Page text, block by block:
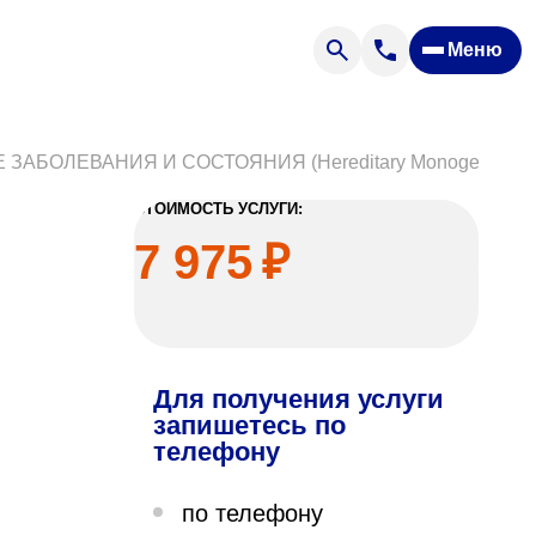
Меню
«Парус»
И СОСТОЯНИЯ (Hereditary Monogenic
СТОИМОСТЬ УСЛУГИ:
7 975₽
Для получения услуги
запишетесь по
телефону
по телефону